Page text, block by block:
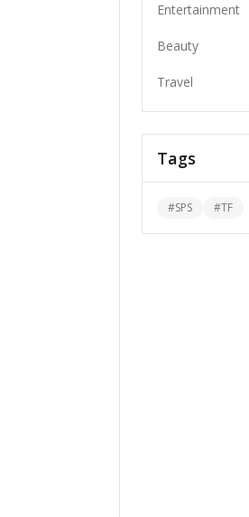
Entertainment
Beauty
Travel
Tags
#SPS #TF